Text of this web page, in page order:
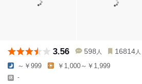
3.56 598 人 16814 人
～￥999 ￥1,000～￥1,999
-